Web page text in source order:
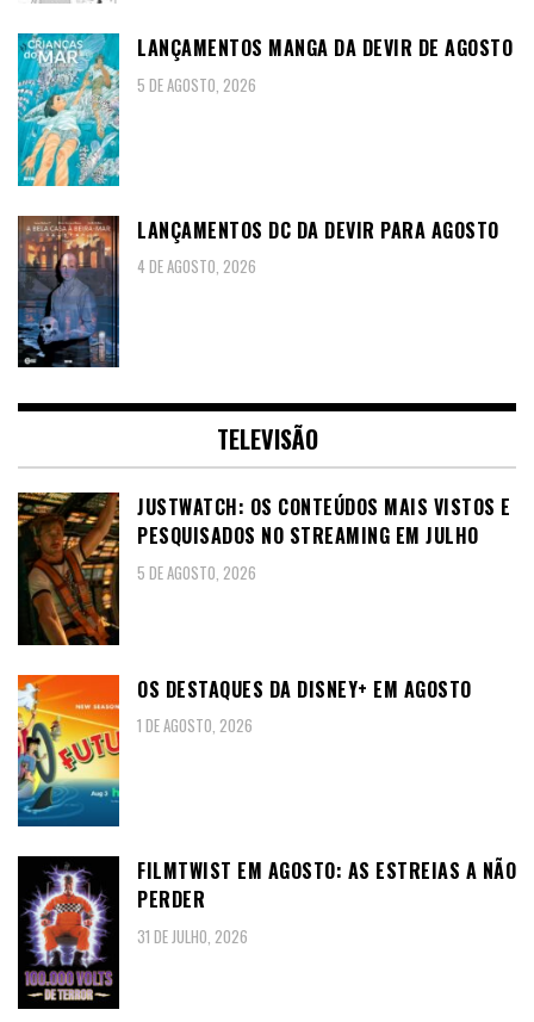
LANÇAMENTOS MANGA DA DEVIR DE AGOSTO
5 DE AGOSTO, 2026
LANÇAMENTOS DC DA DEVIR PARA AGOSTO
4 DE AGOSTO, 2026
TELEVISÃO
JUSTWATCH: OS CONTEÚDOS MAIS VISTOS E
PESQUISADOS NO STREAMING EM JULHO
5 DE AGOSTO, 2026
OS DESTAQUES DA DISNEY+ EM AGOSTO
1 DE AGOSTO, 2026
FILMTWIST EM AGOSTO: AS ESTREIAS A NÃO
PERDER
31 DE JULHO, 2026